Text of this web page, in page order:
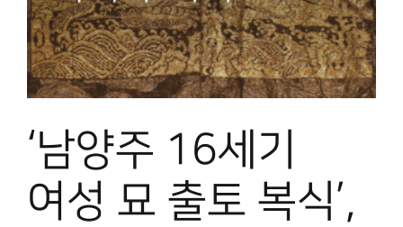
‘남양주 16세기
여성 묘 출토 복식’,